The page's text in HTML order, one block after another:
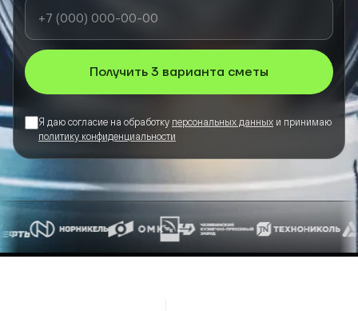
Получить 3 варианта сметы
Я даю согласие на обработку персональных данных и принимаю
политику конфиденциальности